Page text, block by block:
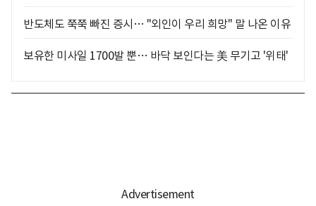
반도체도 쭉쭉 빠진 증시… "외인이 우리 희망" 말 나온 이유
보유한 미사일 1700발 뿐… 바닥 보인다는 美 무기고 '위태'